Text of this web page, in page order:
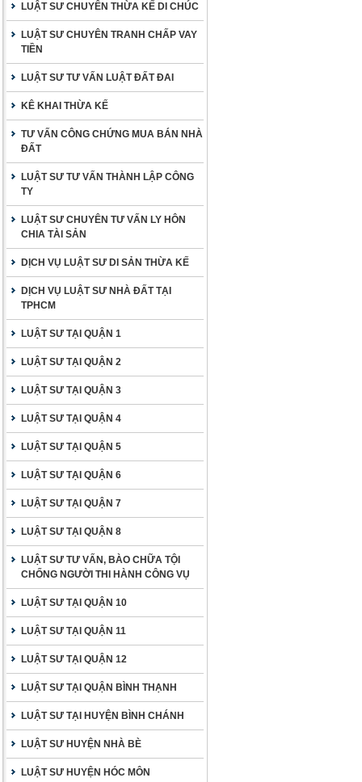
LUẬT SƯ CHUYÊN THỪA KẾ DI CHÚC
LUẬT SƯ CHUYÊN TRANH CHẤP VAY
TIỀN
LUẬT SƯ TƯ VẤN LUẬT ĐẤT ĐAI
KÊ KHAI THỪA KẾ
TƯ VẤN CÔNG CHỨNG MUA BÁN NHÀ
ĐẤT
LUẬT SƯ TƯ VẤN THÀNH LẬP CÔNG
TY
LUẬT SƯ CHUYÊN TƯ VẤN LY HÔN
CHIA TÀI SẢN
DỊCH VỤ LUẬT SƯ DI SẢN THỪA KẾ
DỊCH VỤ LUẬT SƯ NHÀ ĐẤT TẠI
TPHCM
LUẬT SƯ TẠI QUẬN 1
LUẬT SƯ TẠI QUẬN 2
LUẬT SƯ TẠI QUẬN 3
LUẬT SƯ TẠI QUẬN 4
LUẬT SƯ TẠI QUẬN 5
LUẬT SƯ TẠI QUẬN 6
LUẬT SƯ TẠI QUẬN 7
LUẬT SƯ TẠI QUẬN 8
LUẬT SƯ TƯ VẤN, BÀO CHỮA TỘI
CHỐNG NGƯỜI THI HÀNH CÔNG VỤ
LUẬT SƯ TẠI QUẬN 10
LUẬT SƯ TẠI QUẬN 11
LUẬT SƯ TẠI QUẬN 12
LUẬT SƯ TẠI QUẬN BÌNH THẠNH
LUẬT SƯ TẠI HUYỆN BÌNH CHÁNH
LUẬT SƯ HUYỆN NHÀ BÈ
LUẬT SƯ HUYỆN HÓC MÔN